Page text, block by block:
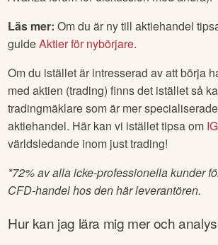
Läs mer: Om du är ny till aktiehandel
guideAktier för nybörjare.
Om du istället är intresserad av att börja
med aktien (trading) finns det istället så
tradingmäklare som är mer
aktiehandel. Här kan vi istället tipsa om IG
världsledande inom just trading!
*72% av alla icke-professionella kunder
CFD-handel hos den här leverantören.
Hur kan jag lära mig mer och